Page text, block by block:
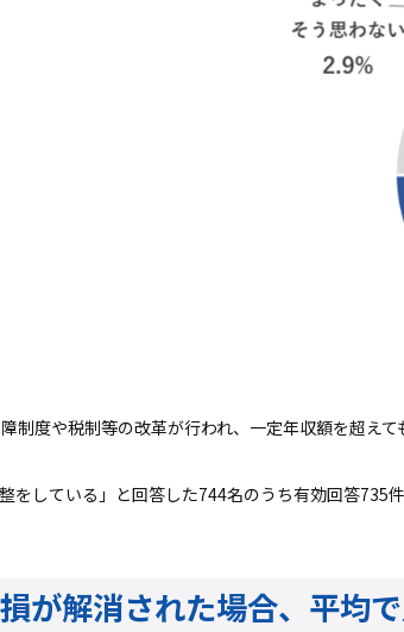
制度や税制等の改革が行われ、一定年収額を超え
整をしている」と回答した744名のうち有効回答735
が解消された場合、平均